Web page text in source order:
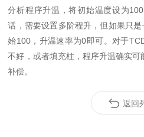
分析程序升温，将初始温度设为
话，需要设置多阶程升，但如果只
始100，升温速率为0即可。对于
不好，或者填充柱，程序升温确实
补偿。
返回